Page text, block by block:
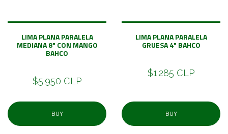
LIMA PLANA PARALELA
MEDIANA 8" CON MANGO
BAHCO
$5.950 CLP
BUY
LIMA PLANA PARALELA
GRUESA 4" BAHCO
$1.285 CLP
BUY